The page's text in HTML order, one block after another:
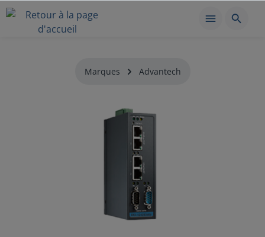
Marques Advantech